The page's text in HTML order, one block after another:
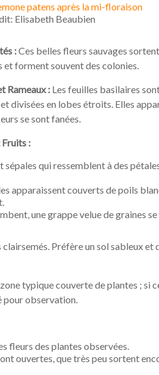
patens après la mi-floraison
Elisabeth Beaubien
:Ces belles fleurs sauvages
et forment souvent des colonies.
Rameaux : Les feuilles basilaires
divisées en lobes étroits. Elles
se sont fanées.
Fruits :
sépales qui ressemblent à des
apparaissent couverts de poils
une grappe velue de graines
Préfère un sol sableux et
typique couverte de plantes ; si
pour observation.
fleurs des plantes observées.
ouvertes, que très peu sortent